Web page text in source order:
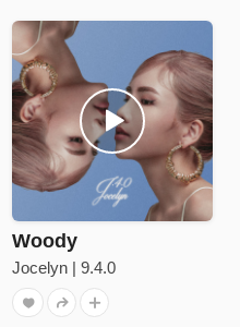
Woody
Jocelyn | 9.4.0